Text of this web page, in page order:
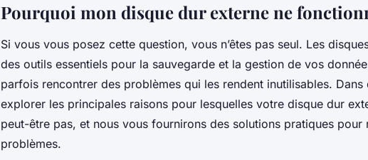
Pourquoi mon disque dur externe ne
Si vous vous posez cette question, vous n’êtes pas seul. Les
des outils essentiels pour la sauvegarde et la gestion de vos
parfois rencontrer des problèmes qui les rendent inutilisables.
explorer les principales raisons pour lesquelles votre disque dur
peut-être pas, et nous vous fournirons des solutions pratiques pour
problèmes.